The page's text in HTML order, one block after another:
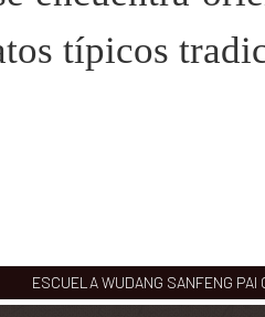
típicos
ESCUELA WUDANG SANFENG